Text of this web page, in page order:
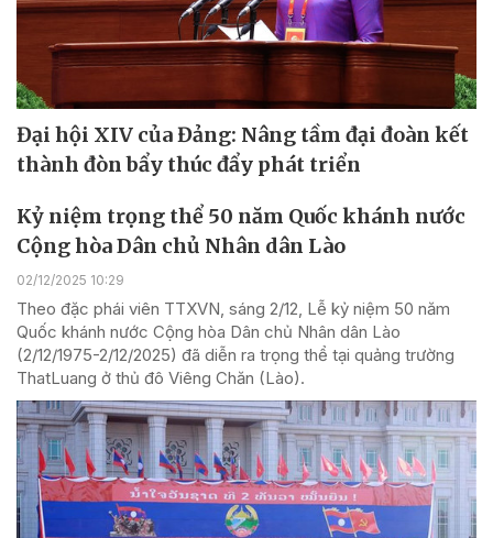
Đại hội XIV của Đảng: Nâng tầm đại đoàn kết
thành đòn bẩy thúc đẩy phát triển
Kỷ niệm trọng thể 50 năm Quốc khánh nước
Cộng hòa Dân chủ Nhân dân Lào
02/12/2025 10:29
Theo đặc phái viên TTXVN, sáng 2/12, Lễ kỷ niệm 50 năm
Quốc khánh nước Cộng hòa Dân chủ Nhân dân Lào
(2/12/1975-2/12/2025) đã diễn ra trọng thể tại quảng trường
ThatLuang ở thủ đô Viêng Chăn (Lào).